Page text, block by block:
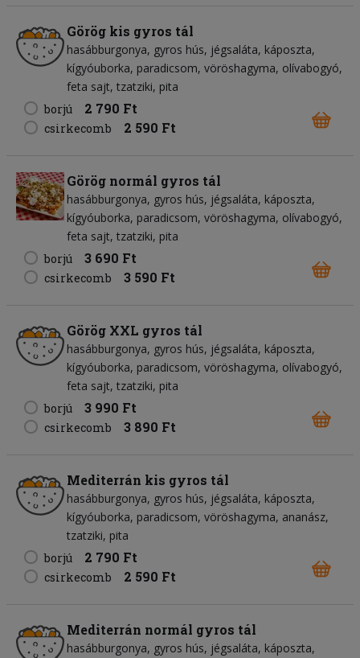
Görög kis gyros tál
hasábburgonya gyros hús jégsaláta káposzta
kígyóuborka paradicsom vöröshagyma olívabogyó
feta sajt tzatziki pita
borjú
2 790 Ft
csirkecomb 2 590 Ft
Görög normál gyros tál
hasábburgonya gyros hús jégsaláta káposzta
kígyóuborka paradicsom vöröshagyma olívabogyó
feta sajt tzatziki pita
borjú
3 690 Ft
csirkecomb 3 590 Ft
Görög XXL gyros tál
hasábburgonya gyros hús jégsaláta káposzta
kígyóuborka paradicsom vöröshagyma olívabogyó
feta sajt tzatziki pita
borjú
3 990 Ft
csirkecomb 3 890 Ft
Mediterrán kis gyros tál
hasábburgonya gyros hús jégsaláta káposzta
kígyóuborka paradicsom vöröshagyma ananász
tzatziki pita
borjú
2 790 Ft
csirkecomb 2 590 Ft
Mediterrán normál gyros tál
hasábburgonya gyros hús jégsaláta káposzta